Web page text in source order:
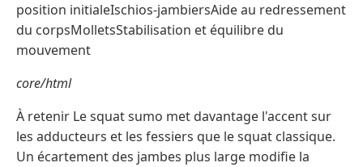
position initialeIschios-jambiersAide au redressement
du corpsMolletsStabilisation et équilibre du
mouvement
core/html
À retenir Le squat sumo met davantage l'accent sur
les adducteurs et les fessiers que le squat classique.
Un écartement des jambes plus large modifie la